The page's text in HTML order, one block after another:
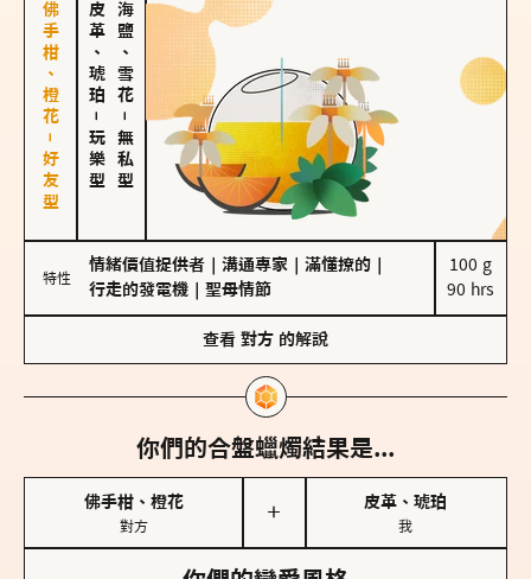
佛手柑、橙花－好友型 皮革、琥珀
－
玩樂型
海鹽、雪花
－
無私型
特性
情緒價值提供者 溝通專家 滿懂撩的
行走的發電機
聖母情節
100 g
90 hrs
查看 對方 的解說
你們的合盤蠟燭結果是...
佛手柑、橙花
對方
＋
皮革、琥珀
我